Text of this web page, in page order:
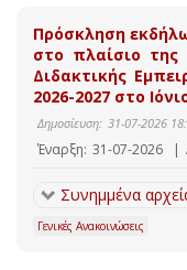
Πρόσκληση
στο πλαίσιο
Διδακτικής
2026-2027 στο
Δημοσίευση: 31-07-2026
Έναρξη: 31-07-2026 |
Συνημμένα
Γενικές Ανακοινώσεις